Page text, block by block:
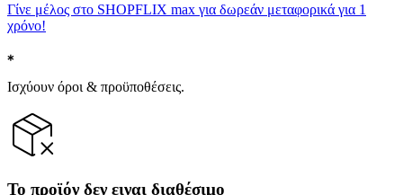
Γίνε μέλος στο SHOPFLIX max για δωρεάν μεταφορικά για 1
χρόνο!
Ισχύουν όροι & προϋποθέσεις.
Το προϊόν δεν ειναι διαθέσιμο